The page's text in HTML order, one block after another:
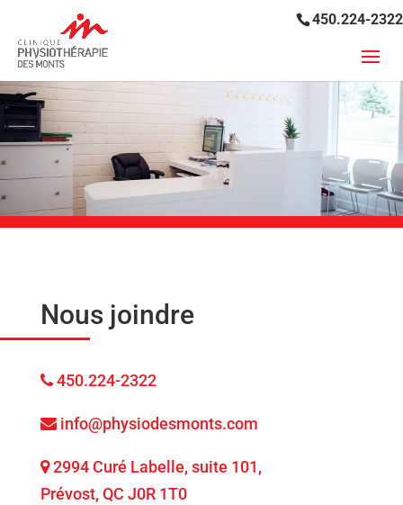
450.224-2322
Nous joindre
450.224-2322
info@physiodesmonts.com
2994 Curé Labelle, suite 101,
Prévost, QC J0R 1T0